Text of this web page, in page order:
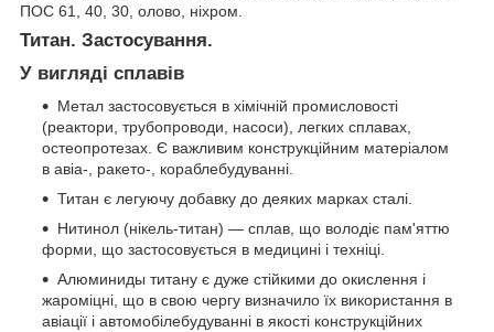
ПОС 61, 40, 30, олово, ніхром.
Титан. Застосування.
У вигляді сплавів
Метал застосовується в хімічній промисловості
(реактори, трубопроводи, насоси), легких сплавах,
остеопротезах. Є важливим конструкційним матеріалом
в авіа-, ракето-, кораблебудуванні.
Титан є легуючу добавку до деяких марках сталі.
Нитинол (нікель-титан) — сплав, що володіє пам'яттю
форми, що застосовується в медицині і техніці.
Алюминиды титану є дуже стійкими до окислення і
жароміцні, що в свою чергу визначило їх використання в
авіації і автомобілебудуванні в якості конструкційних